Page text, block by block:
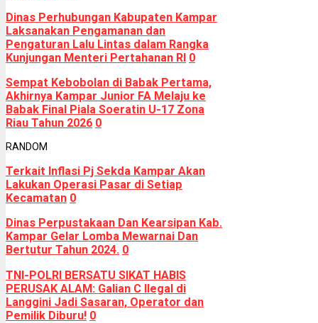
Dinas Perhubungan Kabupaten Kampar
Laksanakan Pengamanan dan
Pengaturan Lalu Lintas dalam Rangka
Kunjungan Menteri Pertahanan RI 0
Sempat Kebobolan di Babak Pertama,
Akhirnya Kampar Junior FA Melaju ke
Babak Final Piala Soeratin U-17 Zona
Riau Tahun 2026 0
RANDOM
Terkait Inflasi Pj Sekda Kampar Akan
Lakukan Operasi Pasar di Setiap
Kecamatan 0
Dinas Perpustakaan Dan Kearsipan Kab.
Kampar Gelar Lomba Mewarnai Dan
Bertutur Tahun 2024. 0
TNI-POLRI BERSATU SIKAT HABIS
PERUSAK ALAM: Galian C Ilegal di
Langgini Jadi Sasaran, Operator dan
Pemilik Diburu! 0